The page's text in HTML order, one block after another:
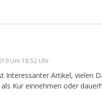
Um 18:52 Uhr
Interessanter Artikel, vielen
Kur einnehmen oder